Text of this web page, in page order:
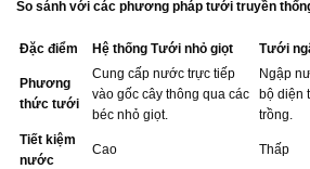
So sánh với các phương pháp tưới truyền
Đặc điểm Hệ thống Tưới nhỏ giọt Tưới
Phương
thức tưới
Cung cấp nước trực tiếp
vào gốc cây thông qua các
béc nhỏ giọt.
Ngập
bộ diện
trồng.
Tiết kiệm
nước
Cao Thấp